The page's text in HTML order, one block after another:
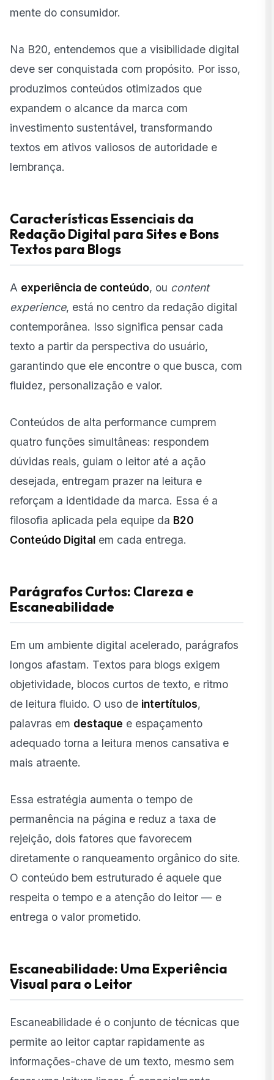
mente do consumidor.
Na B20, entendemos que a visibilidade digital
deve ser conquistada com propósito. Por isso,
produzimos conteúdos otimizados que
expandem o alcance da marca com
investimento sustentável, transformando
textos em ativos valiosos de autoridade e
lembrança.
Características Essenciais da
Redação Digital para Sites e Bons
Textos para Blogs
A experiência de conteúdo, ou content
experience, está no centro da redação digital
contemporânea. Isso significa pensar cada
texto a partir da perspectiva do usuário,
garantindo que ele encontre o que busca, com
fluidez, personalização e valor.
Conteúdos de alta performance cumprem
quatro funções simultâneas: respondem
dúvidas reais, guiam o leitor até a ação
desejada, entregam prazer na leitura e
reforçam a identidade da marca. Essa é a
filosofia aplicada pela equipe da B20
Conteúdo Digital em cada entrega.
Parágrafos Curtos: Clareza e
Escaneabilidade
Em um ambiente digital acelerado, parágrafos
longos afastam. Textos para blogs exigem
objetividade, blocos curtos de texto, e ritmo
de leitura fluido. O uso de intertítulos,
palavras em destaque e espaçamento
adequado torna a leitura menos cansativa e
mais atraente.
Essa estratégia aumenta o tempo de
permanência na página e reduz a taxa de
rejeição, dois fatores que favorecem
diretamente o ranqueamento orgânico do site.
O conteúdo bem estruturado é aquele que
respeita o tempo e a atenção do leitor — e
entrega o valor prometido.
Escaneabilidade: Uma Experiência
Visual para o Leitor
Escaneabilidade é o conjunto de técnicas que
permite ao leitor captar rapidamente as
informações-chave de um texto, mesmo sem